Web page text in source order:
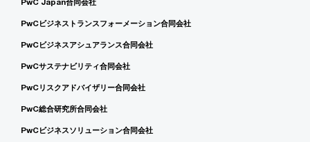
PwC Japan合同会社
PwCビジネストランスフォーメーション合同会社
PwCビジネスアシュアランス合同会社
PwCサステナビリティ合同会社
PwCリスクアドバイザリー合同会社
PwC総合研究所合同会社
PwCビジネスソリューション合同会社